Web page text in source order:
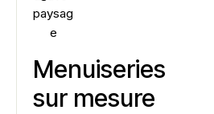
Menuiseries
sur mesure